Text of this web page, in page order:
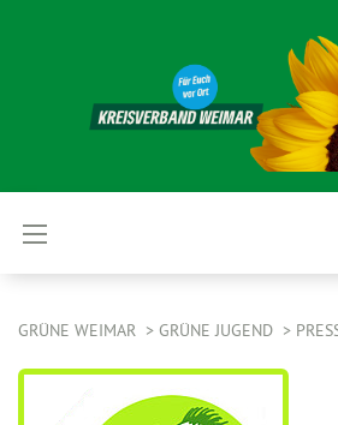
GRÜNE WEIMAR GRÜNE JUGEND